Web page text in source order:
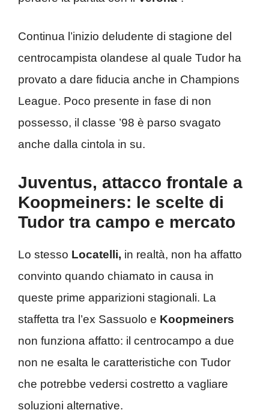
Continua l’inizio deludente di stagione del
centrocampista olandese al quale Tudor ha
provato a dare fiducia anche in Champions
League. Poco presente in fase di non
possesso, il classe ’98 è parso svagato
anche dalla cintola in su.
Juventus, attacco frontale a
Koopmeiners: le scelte di
Tudor tra campo e mercato
Lo stesso Locatelli, in realtà, non ha affatto
convinto quando chiamato in causa in
queste prime apparizioni stagionali. La
staffetta tra l’ex Sassuolo e Koopmeiners
non funziona affatto: il centrocampo a due
non ne esalta le caratteristiche con Tudor
che potrebbe vedersi costretto a vagliare
soluzioni alternative.